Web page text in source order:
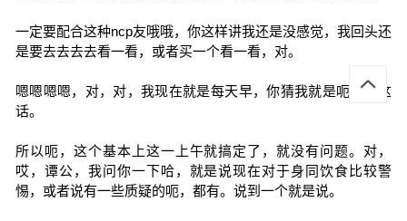
一定要配合这种ncp友哦哦，你这样讲我还是没感觉，我回头还
是要去去去去看一看，或者买一个看一看，对。
嗯嗯嗯嗯，对，对，我现在就是每天早，你猜我就是呃，喝这
话。
所以呃，这个基本上这一上午就搞定了，就没有问题。对，
哎，谭公，我问你一下哈，就是说现在对于身同饮食比较警
惕，或者说有一些质疑的呃，都有。说到一个就是说。